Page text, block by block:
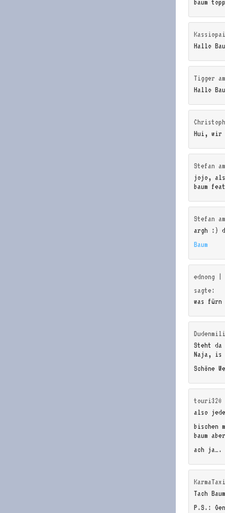
baum
Hallo
Tigger
Hallo
Christoph
Hui, wir
Stefan
jojo,
baum
Stefan
argh :)
Baum
ednong |
sagte:
was fürn
Steht da
Naja, is
Schöne
touri320
also
bischen
baum
ach ja….
Tach
P.S.: